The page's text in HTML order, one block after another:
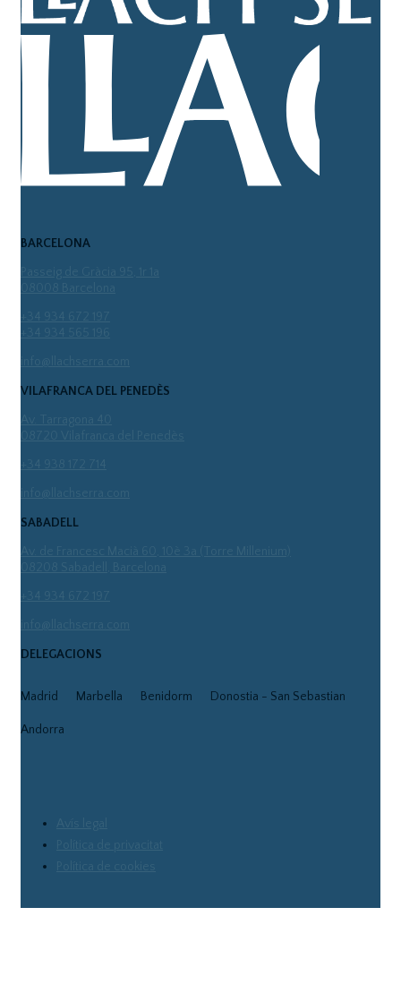
BARCELONA
info@llachserra.com
VILAFRANCA DEL PENEDÈS
info@llachserra.com
SABADELL
Av. de Francesc Macià 60, 10è 3a (Torre Millenium)
info@llachserra.com
DELEGACIONS
Madrid Marbella Benidorm Donostia - San Sebastian
Andorra